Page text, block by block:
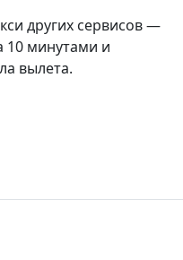
других сервисов —
10 минутами и
вылета.